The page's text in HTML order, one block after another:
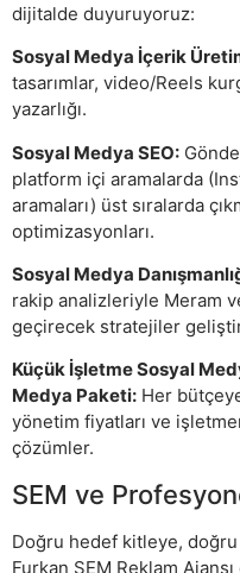
dijitalde duyuruyoruz:
Sosyal Medya İçerik
tasarımlar, video/Reels
yazarlığı.
Sosyal Medya SEO:
platform içi aramalarda
aramaları) üst sıralarda
optimizasyonları.
Sosyal Medya
rakip analizleriyle Meram
geçirecek stratejiler
Küçük İşletme Sosyal
Medya Paketi: Her
yönetim fiyatları ve
çözümler.
SEM ve
Doğru hedef kitleye,
Furkan SEM Reklam